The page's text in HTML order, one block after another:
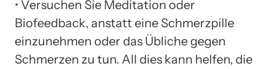
• Versuchen Sie Meditation oder
Biofeedback, anstatt eine Schmerzpille
einzunehmen oder das Übliche gegen
Schmerzen zu tun. All dies kann helfen, die